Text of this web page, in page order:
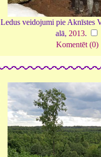
Ledus veidojumi pie Aknīstes
alā, 2013.
Komentēt (0)